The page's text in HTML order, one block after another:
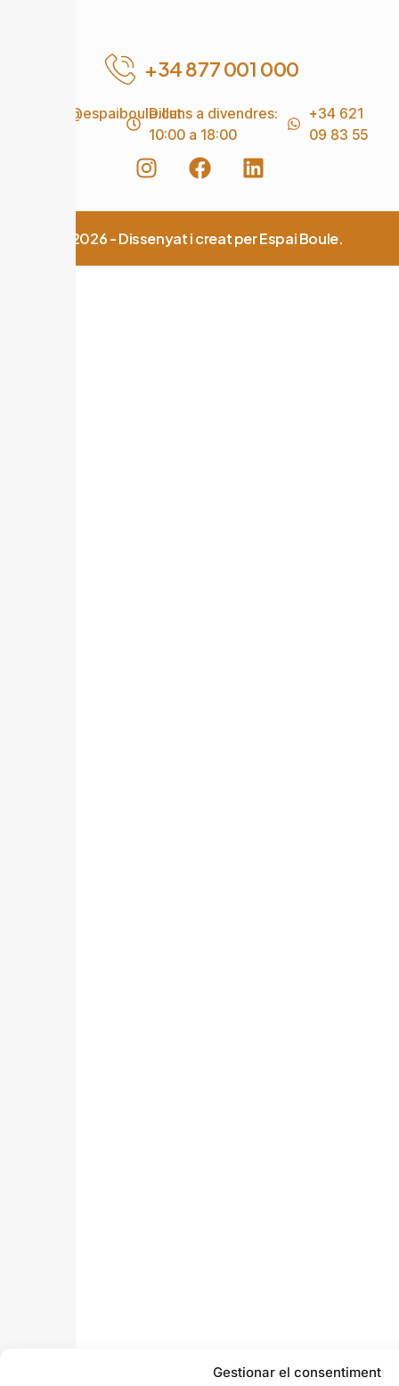
Gestionar el consentiment
+34 877 001 000
info@espaiboule.catDilluns a divendres:
10:00 a 18:00
+34 621
09 83 55
© 2026 - Dissenyat i creat per Espai Boule.